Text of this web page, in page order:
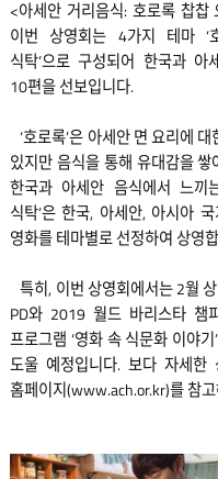
<아세안 거리음식: 호로록 찹찹
이번 상영회는 4가지 테마 ‘호
식탁’으로 구성되어 한국과
10편을 선보입니다.
‘호로록’은 아세안 면 요리에
있지만 음식을 통해 유대감을 쌓
한국과 아세안 음식에서 느끼
식탁’은 한국, 아세안, 아시아
영화를 테마별로 선정하여 상영
특히, 이번 상영회에서는 2월
PD와 2019 월드 바리스타 챔
프로그램 ‘영화 속 식문화 이야
도울 예정입니다. 보다 자세
홈페이지(www.ach.or.kr)를 참